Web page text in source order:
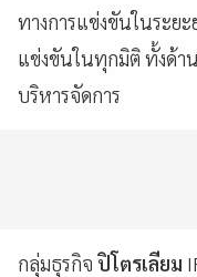
ทางการแข่งขันในระย
แข่งขันในทุกมิติ ทั้งด้า
บริหารจัดการ
กลุ่มธุรกิจ ปิโตรเลียม